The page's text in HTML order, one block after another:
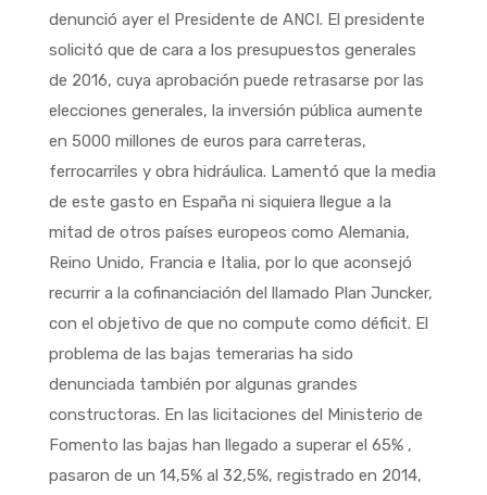
denunció ayer el Presidente de ANCI. El presidente
solicitó que de cara a los presupuestos generales
de 2016, cuya aprobación puede retrasarse por las
elecciones generales, la inversión pública aumente
en 5000 millones de euros para carreteras,
ferrocarriles y obra hidráulica. Lamentó que la media
de este gasto en España ni siquiera llegue a la
mitad de otros países europeos como Alemania,
Reino Unido, Francia e Italia, por lo que aconsejó
recurrir a la cofinanciación del llamado Plan Juncker,
con el objetivo de que no compute como déficit. El
problema de las bajas temerarias ha sido
denunciada también por algunas grandes
constructoras. En las licitaciones del Ministerio de
Fomento las bajas han llegado a superar el 65% ,
pasaron de un 14,5% al 32,5%, registrado en 2014,